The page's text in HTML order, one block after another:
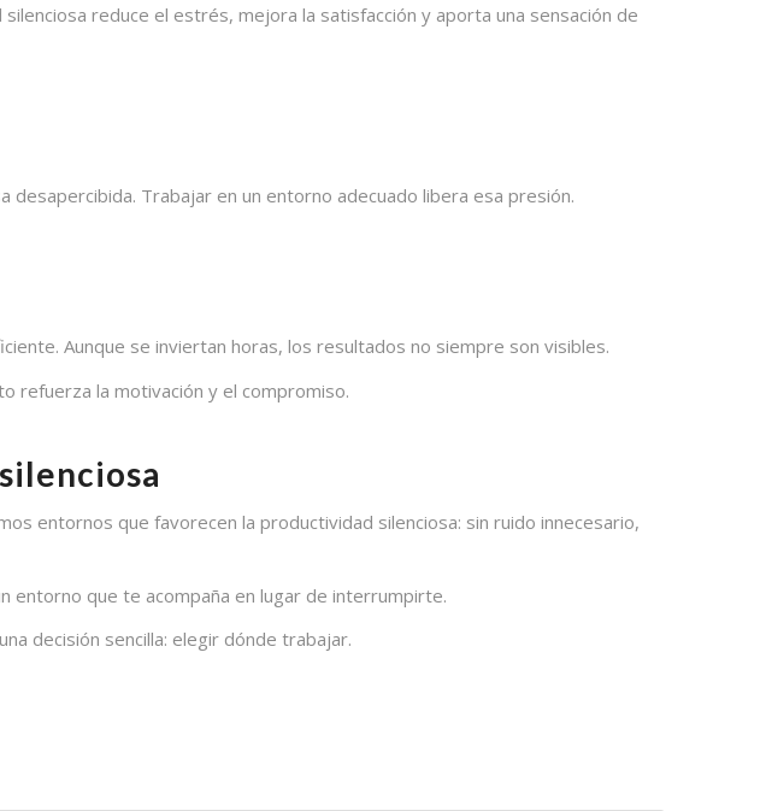
reduce el estrés, mejora la satisfacción y aporta una sensación de
desapercibida. Trabajar en un entorno adecuado libera esa presión.
Aunque se inviertan horas, los resultados no siempre son visibles.
refuerza la motivación y el compromiso.
entornos que favorecen la productividad silenciosa: sin ruido innecesario,
entorno que te acompaña en lugar de interrumpirte.
decisión sencilla: elegir dónde trabajar.